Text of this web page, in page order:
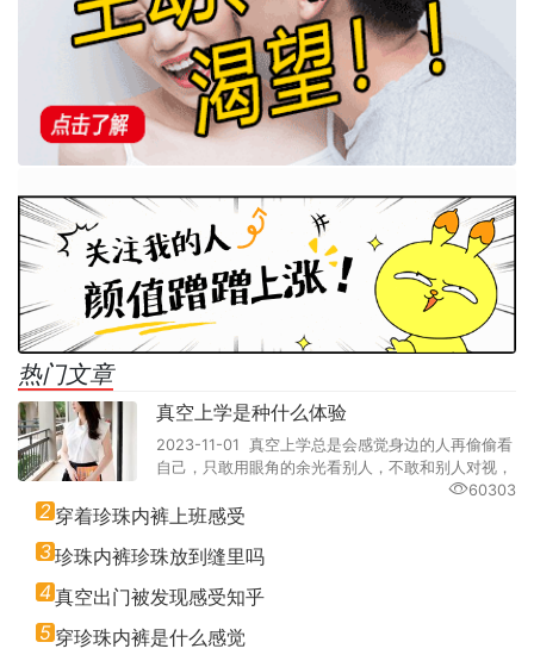
热门文章
真空上学是种什么体验
2023-11-01 真空上学总是会感觉身边的人再偷偷看
自己，只敢用眼角的余光看别人，不敢和别人对视，
60303
2 穿着珍珠内裤上班感受
3珍珠内裤珍珠放到缝里吗
4 真空出门被发现感受知乎
5 穿珍珠内裤是什么感觉